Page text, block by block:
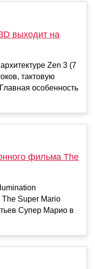
выходит на
Zen 3 (7
тактовую
особенность
фильма The
Super Mario
Супер Марио в